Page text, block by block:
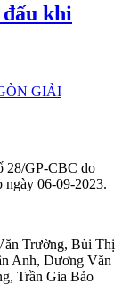
khi
GIẢI
28/GP-CBC do
ngày 06-09-2023.
Trường, Bùi Thị
Anh, Dương Văn
, Trần Gia Bảo